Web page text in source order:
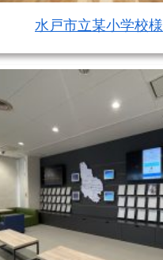
水戸市立某小学校様